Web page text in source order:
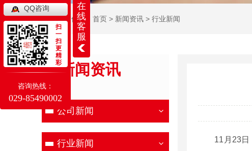
当前位置： 首页 > 新闻资讯 > 行业新闻
新闻资讯
NEWS
公司新闻
行业新闻 11月23日
在
线
客
服
QQ咨询
扫
一
扫
更
精
彩
咨询热线：
029-85490002